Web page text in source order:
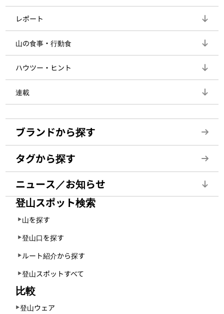
レポート
山の食事・行動食
ハウツー・ヒント
連載
ブランドから探す
タグから探す
ニュース／お知らせ
登山スポット検索
山を探す
登山口を探す
ルート紹介から探す
登山スポットすべて
比較
登山ウェア